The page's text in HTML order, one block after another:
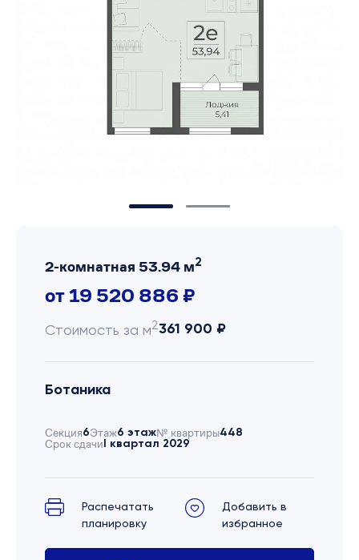
2-комнатная 53.94 м2
от 19 520 886 ₽
Стоимость за м2361 900 ₽
Ботаника
Секция6Этаж6 этаж№ квартиры448
Срок сдачиI квартал 2029
Распечатать
планировку
Добавить в
избранное